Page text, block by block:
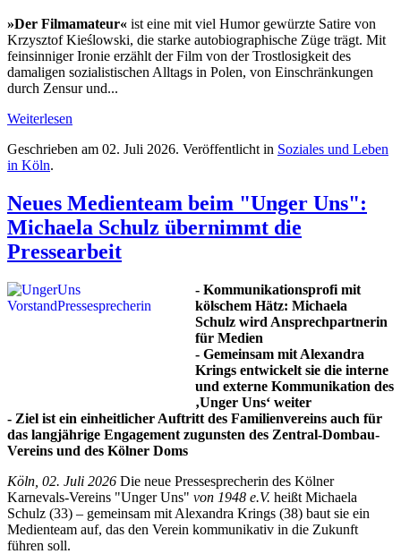
»Der Filmamateur« ist eine mit viel Humor gewürzte Satire von
Krzysztof Kieślowski, die starke autobiographische Züge trägt. Mit
feinsinniger Ironie erzählt der Film von der Trostlosigkeit des
damaligen sozialistischen Alltags in Polen, von Einschränkungen
durch Zensur und...
Weiterlesen
Geschrieben am 02. Juli 2026. Veröffentlicht in Soziales und Leben
in Köln.
Neues Medienteam beim "Unger Uns":
Michaela Schulz übernimmt die
Pressearbeit
- Kommunikationsprofi mit
kölschem Hätz: Michaela
Schulz wird Ansprechpartnerin
für Medien
- Gemeinsam mit Alexandra
Krings entwickelt sie die interne
und externe Kommunikation des
‚Unger Uns‘ weiter
- Ziel ist ein einheitlicher Auftritt des Familienvereins auch für
das langjährige Engagement zugunsten des Zentral-Dombau-
Vereins und des Kölner Doms
Köln, 02. Juli 2026 Die neue Pressesprecherin des Kölner
Karnevals-Vereins "Unger Uns" von 1948 e.V. heißt Michaela
Schulz (33) – gemeinsam mit Alexandra Krings (38) baut sie ein
Medienteam auf, das den Verein kommunikativ in die Zukunft
führen soll.